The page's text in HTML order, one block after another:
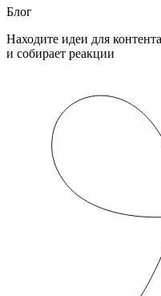
Блог
Находите идеи для
и собирает реакции